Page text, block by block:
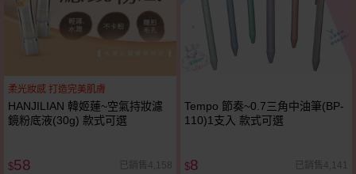
柔光妝感 打造完美肌膚
HANJILIAN 韓姬蓮~空氣持妝濾
鏡粉底液(30g) 款式可選
$58 已銷售4,158
Tempo 節奏~0.7三角中油筆(BP-
110)1支入 款式可選
$8 已銷售4,141